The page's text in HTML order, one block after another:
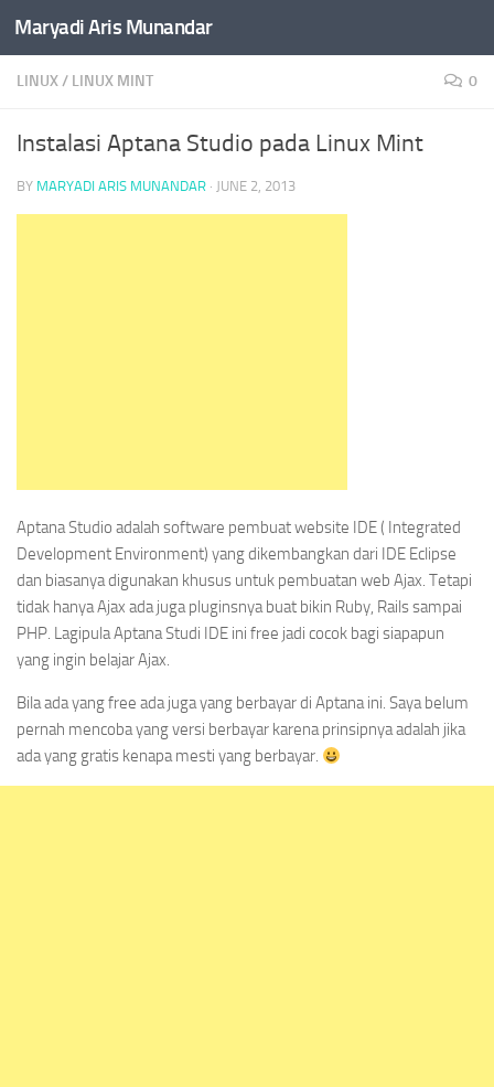
Skip to content
Maryadi Aris Munandar
LINUX/ LINUX MINT 0
Instalasi Aptana Studio pada Linux Mint
BY MARYADI ARIS MUNANDAR · JUNE 2, 2013
Aptana Studio adalah software pembuat website IDE ( Integrated
Development Environment) yang dikembangkan dari IDE Eclipse
dan biasanya digunakan khusus untuk pembuatan web Ajax. Tetapi
tidak hanya Ajax ada juga pluginsnya buat bikin Ruby, Rails sampai
PHP. Lagipula Aptana Studi IDE ini free jadi cocok bagi siapapun
yang ingin belajar Ajax.
Bila ada yang free ada juga yang berbayar di Aptana ini. Saya belum
pernah mencoba yang versi berbayar karena prinsipnya adalah jika
ada yang gratis kenapa mesti yang berbayar.